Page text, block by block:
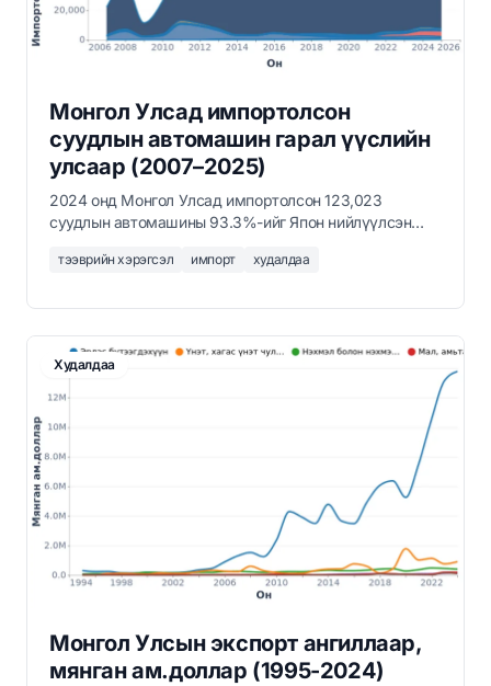
Монгол Улсад импортолсон
суудлын автомашин гарал үүслийн
улсаар (2007–2025)
2024 онд Монгол Улсад импортолсон 123,023
суудлын автомашины 93.3%-ийг Япон нийлүүлсэн
дагаж байв. Энэ нь Монгол Улс Зүүн Азийн хуучин
байна.
тээврийн хэрэгсэл импорт худалдаа
Худалдаа
Монгол Улсын экспорт ангиллаар,
мянган ам.доллар (1995-2024)